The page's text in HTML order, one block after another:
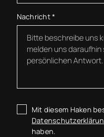
Nachricht*
Mit diesem Haken
haben.